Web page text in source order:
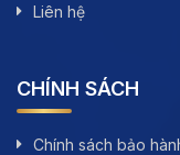
Liên hệ
CHÍNH SÁCH
Chính sách bảo